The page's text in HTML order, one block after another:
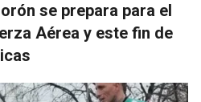
se prepara para el
Aérea y este fin de